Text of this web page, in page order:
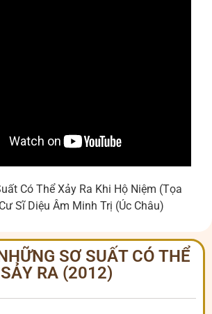
Có Thể Xảy Ra Khi Hộ Niệm (Tọa
Sĩ Diệu Âm Minh Trị (Úc Châu)
SƠ SUẤT CÓ THỂ
SẢY RA (2012)